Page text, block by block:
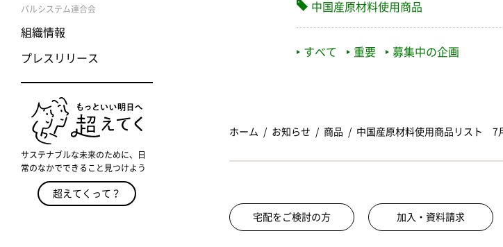
パルシステム連合会
組織情報
プレスリリース
サステナブルな未来のために、日
常のなかでできること見つけよう
超えてくって？
中国産原材料使用商品
すべて 重要 募集中の企画
ホーム お知らせ 商品 中国産原材料使用商品リスト 7
宅配をご検討の方 加入・資料請求